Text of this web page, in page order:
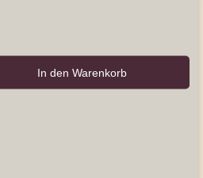
In den Warenkorb